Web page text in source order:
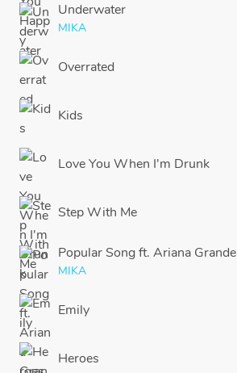
Underwater
MIKA
Overrated
Kids
Love You When I'm Drunk
Step With Me
Popular Song ft. Ariana Grande
MIKA
Emily
Heroes